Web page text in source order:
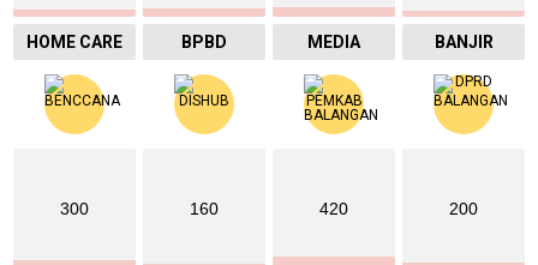
HOME CARE BPBD MEDIA BANJIR
300 160 420 200